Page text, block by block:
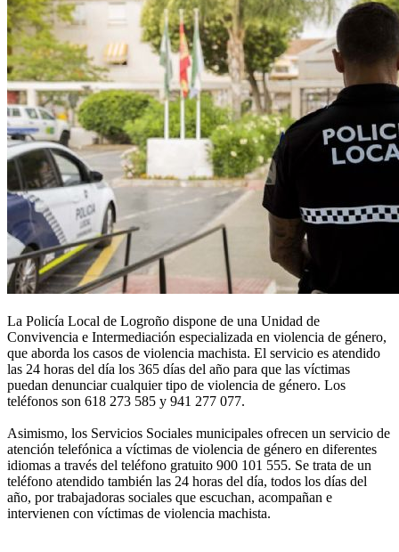
La Policía Local de Logroño dispone de una Unidad de
Convivencia e Intermediación especializada en violencia de género,
que aborda los casos de violencia machista. El servicio es atendido
las 24 horas del día los 365 días del año para que las víctimas
puedan denunciar cualquier tipo de violencia de género. Los
teléfonos son 618 273 585 y 941 277 077.
Asimismo, los Servicios Sociales municipales ofrecen un servicio de
atención telefónica a víctimas de violencia de género en diferentes
idiomas a través del teléfono gratuito 900 101 555. Se trata de un
teléfono atendido también las 24 horas del día, todos los días del
año, por trabajadoras sociales que escuchan, acompañan e
intervienen con víctimas de violencia machista.